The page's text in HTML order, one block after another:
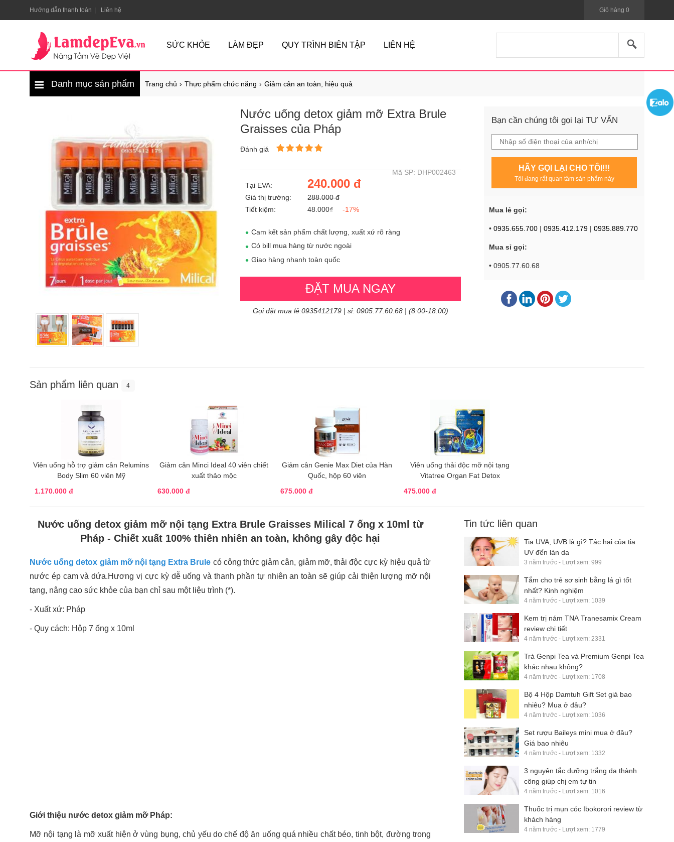
Hướng dẫn thanh toán Liên hệ Giỏ hàng 0
SỨC KHỎE LÀM ĐẸP QUY TRÌNH BIÊN TẬP LIÊN HỆ
Danh mục sản phẩm Trang chủ Thực phẩm chức năng Giảm cân an toàn, hiệu quả
Nước uống detox giảm mỡ Extra Brule
Graisses của Pháp
Đánh giá
Mã SP: DHP002463
Tại EVA:
240.000 đ
Giá thị trường:
288.000 đ
Tiết kiệm:
48.000₫ -17%
Cam kết sản phẩm chất lượng, xuất xứ rõ ràng
Có bill mua hàng từ nước ngoài
Giao hàng nhanh toàn quốc
ĐẶT MUA NGAY
Gọi đặt mua lẻ:0935412179 | sỉ: 0905.77.60.68 | (8:00-18:00)
Bạn cần chúng tôi gọi lại TƯ VẤN
HÃY GỌI LẠI CHO TÔI!!!
Tôi đang rất quan tâm sản phẩm này
Mua lẻ gọi:
• 0935.655.700 | 0935.412.179 | 0935.889.770
Mua sỉ gọi:
• 0905.77.60.68
Sản phẩm liên quan 4
Viên uống hỗ trợ giảm cân Relumins
Body Slim 60 viên Mỹ
1.170.000 đ
Giảm cân Minci Ideal 40 viên chiết
xuất thảo mộc
630.000 đ
Giảm cân Genie Max Diet của Hàn
Quốc, hộp 60 viên
675.000 đ
​Viên uống thải độc mỡ nội tạng
Vitatree Organ Fat Detox
475.000 đ
Nước uống detox giảm mỡ nội tạng Extra Brule Graisses Milical 7 ống x 10ml từ
Pháp - Chiết xuất 100% thiên nhiên an toàn, không gây độc hại
Nước uống detox giảm mỡ nội tạng Extra Brule có công thức giảm cân, giảm mỡ, thải độc cực kỳ hiệu quả từ
nước ép cam và dứa.Hương vị cực kỳ dễ uống và thanh phần tự nhiên an toàn sẽ giúp cải thiện lượng mỡ nội
tạng, nâng cao sức khỏe của bạn chỉ sau một liệu trình (*).
- Xuất xứ: Pháp
- Quy cách: Hộp 7 ống x 10ml
Giới thiệu nước detox giảm mỡ Pháp:
Mỡ nội tạng là mỡ xuất hiện ở vùng bụng, chủ yếu do chế độ ăn uống quá nhiều chất béo, tinh bột, đường trong
Tin tức liên quan
Tia UVA, UVB là gì? Tác hại của tia
UV đến làn da
3 năm trước - Lượt xem: 999
Tắm cho trẻ sơ sinh bằng lá gì tốt
nhất? Kinh nghiệm
4 năm trước - Lượt xem: 1039
Kem trị nám TNA Tranesamix Cream
review chi tiết
4 năm trước - Lượt xem: 2331
Trà Genpi Tea và Premium Genpi Tea
khác nhau không?
4 năm trước - Lượt xem: 1708
Bộ 4 Hộp Damtuh Gift Set giá bao
nhiêu? Mua ở đâu?
4 năm trước - Lượt xem: 1036
Set rượu Baileys mini mua ở đâu?
Giá bao nhiêu
4 năm trước - Lượt xem: 1332
3 nguyên tắc dưỡng trắng da thành
công giúp chị em tự tin
4 năm trước - Lượt xem: 1016
Thuốc trị mụn cóc Ibokorori review từ
khách hàng
4 năm trước - Lượt xem: 1779